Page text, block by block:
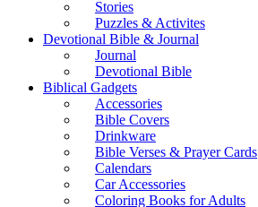
Stories
Puzzles & Activites
Devotional Bible & Journal
Journal
Devotional Bible
Biblical Gadgets
Accessories
Bible Covers
Drinkware
Bible Verses & Prayer Cards
Calendars
Car Accessories
Coloring Books for Adults